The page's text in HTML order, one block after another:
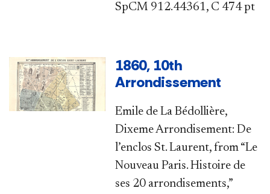
SpCM 912.44361, C 474 pt
1860, 10th
Arrondissement
Emile de La Bédollière,
Dixeme Arrondisement: De
l’enclos St. Laurent, from “Le
Nouveau Paris. Histoire de
ses 20 arrondisements,”